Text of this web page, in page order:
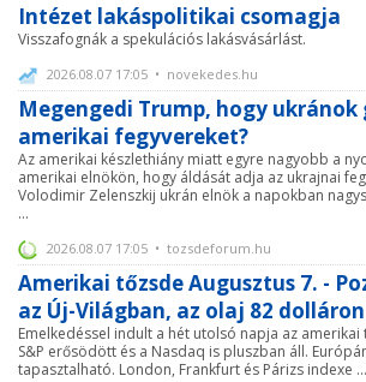
Intézet lakáspolitikai csomagja
Visszafognák a spekulációs lakásvásárlást.
2026.08.07 17:05 • novekedes.hu
Megengedi Trump, hogy
amerikai fegyvereket?
Az amerikai készlethiány miatt egyre nagyobb a
amerikai elnökön, hogy áldását adja az ukrajnai
Volodimir Zelenszkij ukrán elnök a napokban
...
2026.08.07 17:05 • tozsdeforum.hu
Amerikai tőzsde Augusztus 7. -
az Új-Világban, az olaj 82
Emelkedéssel indult a hét utolsó napja az amerikai
S&P erősödött és a Nasdaq is pluszban áll.
tapasztalható. London, Frankfurt és Párizs indexe ...